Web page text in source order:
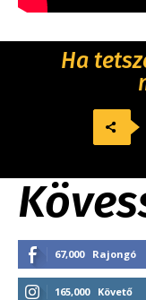
Ha
67,000 Rajongó
165,000 Követő